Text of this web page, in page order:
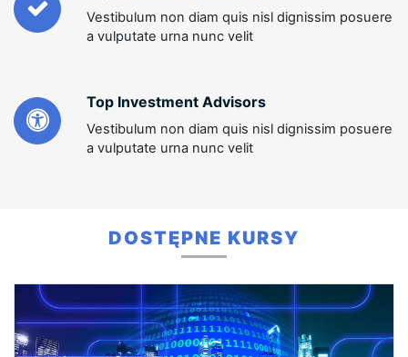
Vestibulum non diam quis nisl dignissim posuere
a vulputate urna nunc velit
Top Investment Advisors
Vestibulum non diam quis nisl dignissim posuere
a vulputate urna nunc velit
DOSTĘPNE KURSY